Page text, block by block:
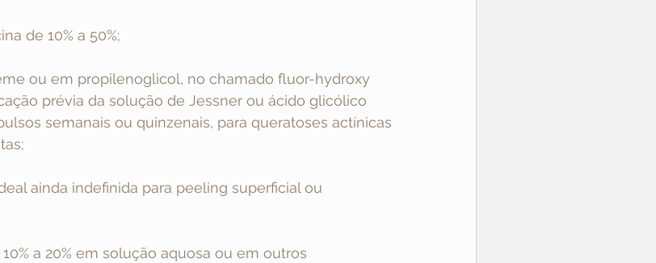
de 10% a 50%;
ou em propilenoglicol, no chamado fluor-hydroxy
prévia da solução de Jessner ou ácido glicólico
semanais ou quinzenais, para queratoses actínicas
ainda indefinida para peeling superficial ou
a 20% em solução aquosa ou em outros